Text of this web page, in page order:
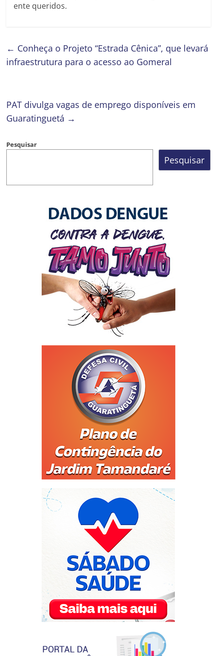
ente queridos.
← Conheça o Projeto “Estrada Cênica”, que levará
infraestrutura para o acesso ao Gomeral
PAT divulga vagas de emprego disponíveis em
Guaratinguetá →
Pesquisar
Pesquisar